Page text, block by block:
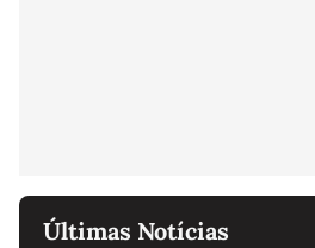
Últimas Notícias